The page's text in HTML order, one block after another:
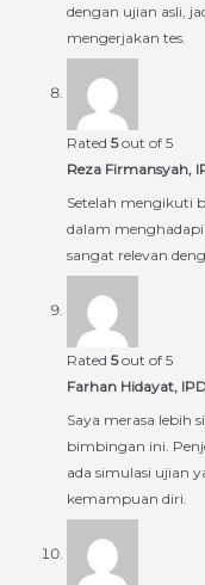
dengan ujian asli,
mengerjakan tes.
Rated 5out of 5
Reza Firmansyah,
Setelah mengikuti
dalam menghadapi
sangat relevan
Rated 5out of 5
Farhan Hidayat,
Saya merasa lebih
bimbingan ini.
ada simulasi ujian
kemampuan diri.